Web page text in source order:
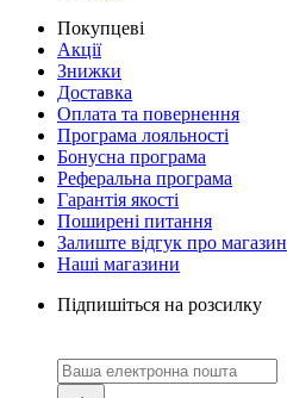
Покупцеві
Акції
Знижки
Доставка
Оплата та повернення
Програма лояльності
Бонусна програма
Реферальна програма
Гарантія якості
Поширені питання
Залиште відгук про магазин
Наші магазини
Підпишіться на розсилку